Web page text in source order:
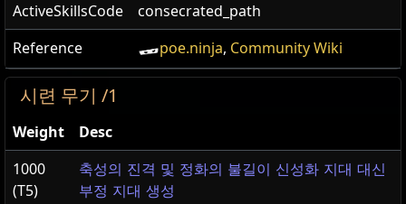
ActiveSkillsCode
consecrated_path
Reference
poe.ninja, Community Wiki
시련 무기 /1
Weight
Desc
1000
(T5)
축성의 진격 및 정화의 불길이 신성화 지대 대신
부정 지대 생성